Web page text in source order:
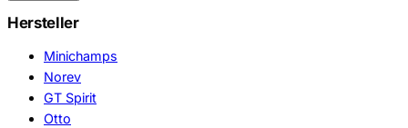
Hersteller
Minichamps
Norev
GT Spirit
Otto